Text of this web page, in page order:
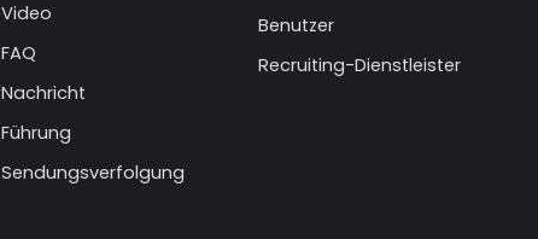
Video
FAQ
Nachricht
Führung
Sendungsverfolgung
Benutzer
Recruiting-Dienstleister